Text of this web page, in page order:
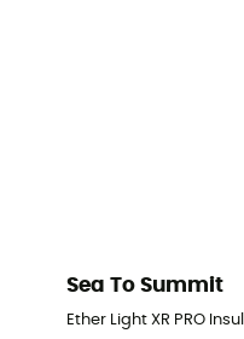
Sea To Summit
Ether Light XR PRO